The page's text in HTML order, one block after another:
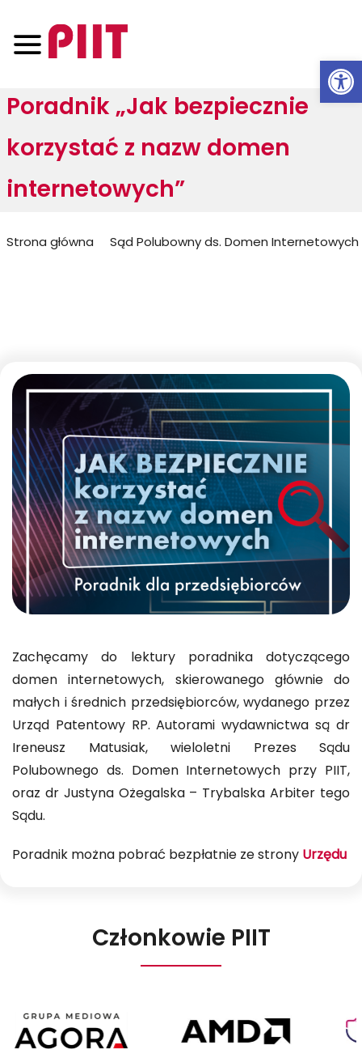
Poradnik „Jak bezpiecznie
korzystać z nazw domen
internetowych”
Jesteś
Strona główna Sąd Polubowny ds. Domen Internetowych
Zachęcamy do lektury poradnika dotyczącego
domen internetowych, skierowanego głównie do
małych i średnich przedsiębiorców, wydanego przez
Urząd Patentowy RP. Autorami wydawnictwa są dr
Ireneusz Matusiak, wieloletni Prezes Sądu
Polubownego ds. Domen Internetowych przy PIIT,
oraz dr Justyna Ożegalska – Trybalska Arbiter tego
Sądu.
Poradnik można pobrać bezpłatnie ze stronyUrzędu
Członkowie PIIT
Agora
Poland